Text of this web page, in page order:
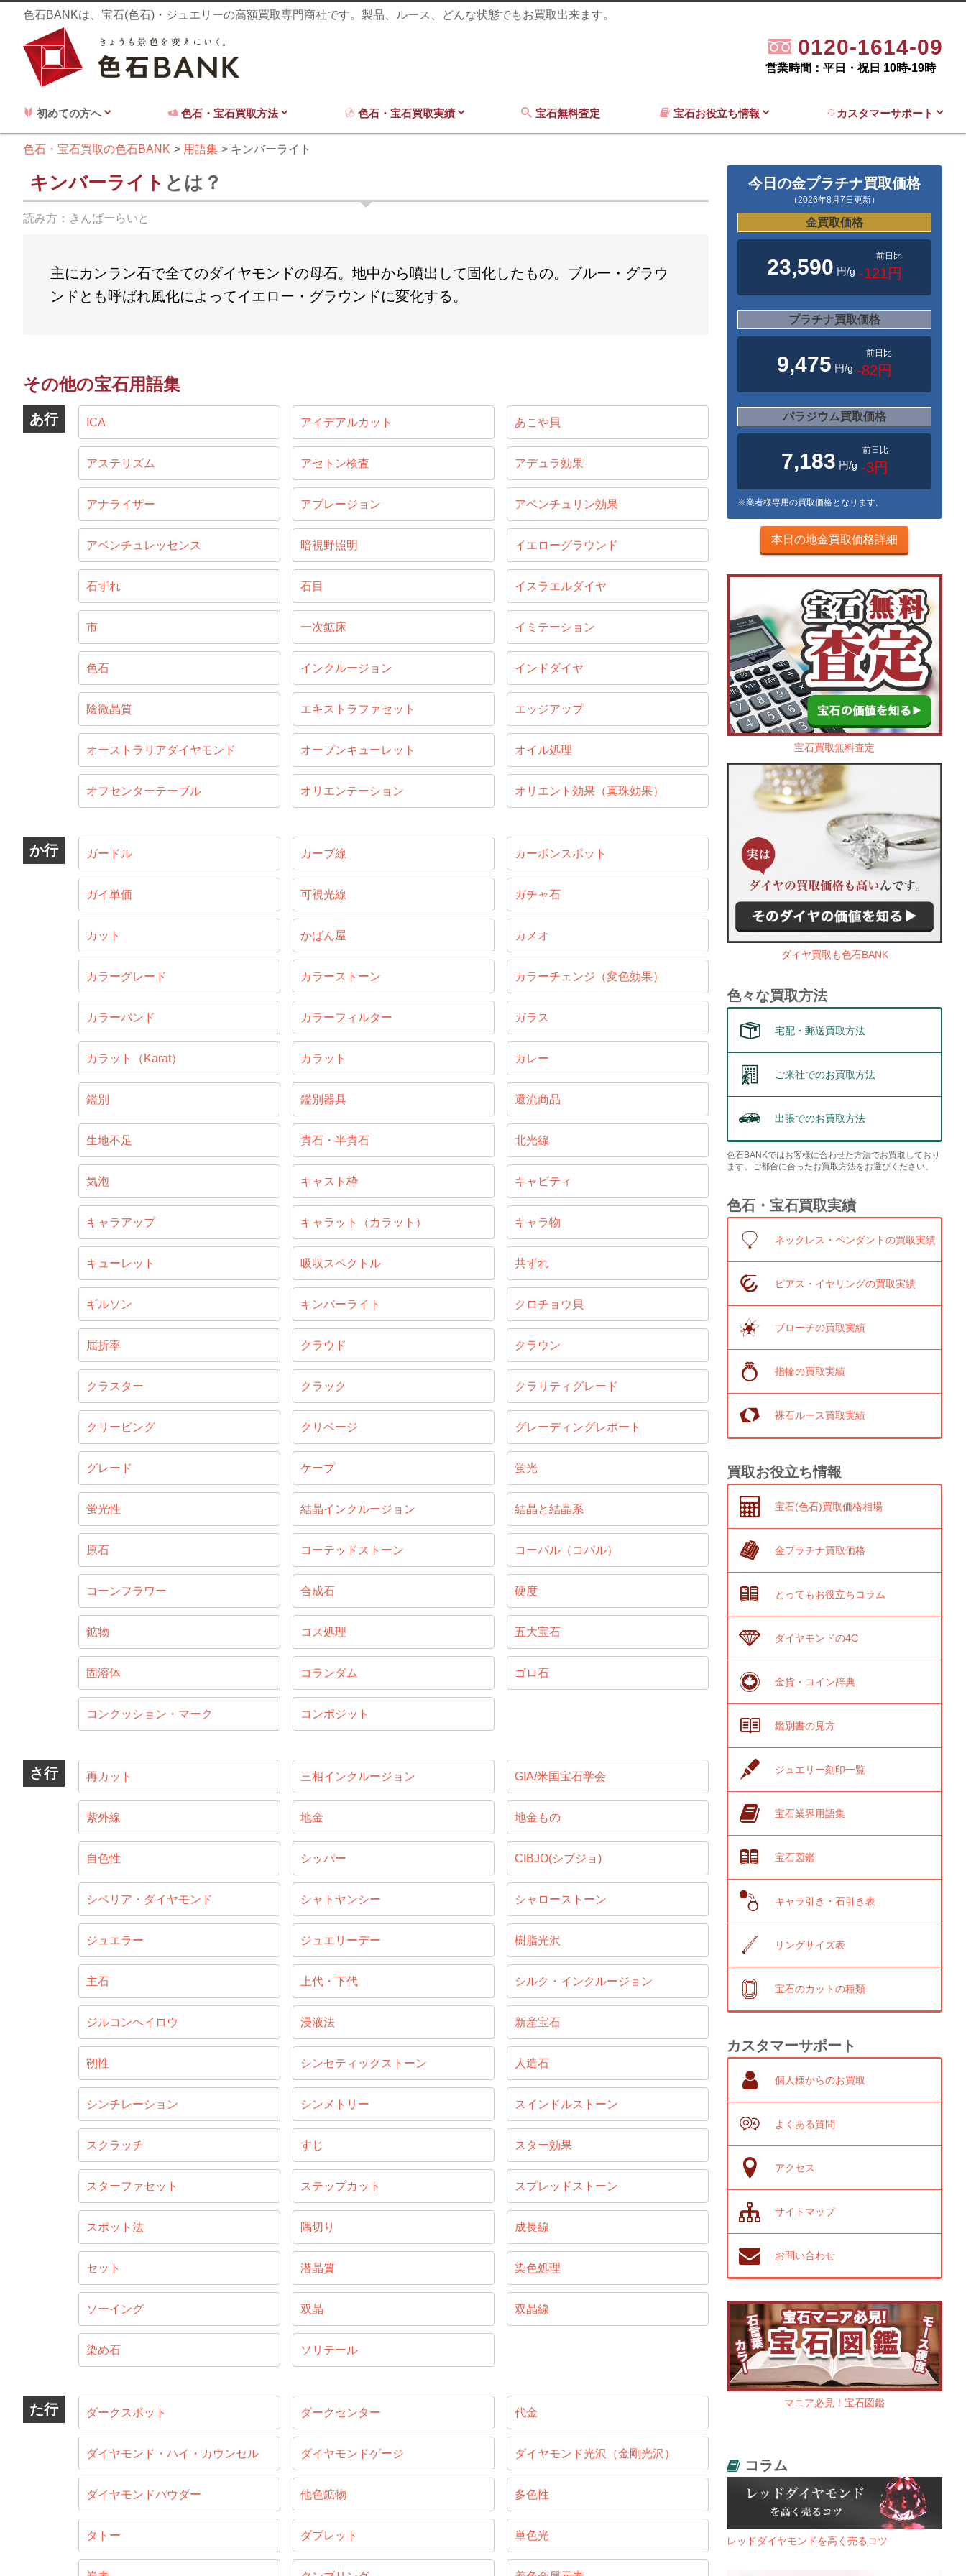
色石BANKは、宝石(色石)・ジュエリーの高額買取専門商社です。製品、ルース、どんな状態でもお買取出来ます。
0120-1614-09
営業時間：平日・祝日 10時-19時
初めての方へ 色石・宝石買取方法 色石・宝石買取実績 宝石無料査定 宝石お役立ち情報 カスタマーサポート
色石・宝石買取の色石BANK 用語集 キンバーライト
キンバーライト とは？
読み方： きんばーらいと
主にカンラン石で全てのダイヤモンドの母石。地中から噴出して固化したもの。ブルー・グラウ
ンドとも呼ばれ風化によってイエロー・グラウンドに変化する。
その他の宝石用語集
あ行 ICA アイデアルカット あこや貝
アステリズム アセトン検査 アデュラ効果
アナライザー アブレージョン アベンチュリン効果
アベンチュレッセンス 暗視野照明 イエローグラウンド
石ずれ 石目 イスラエルダイヤ
市 一次鉱床 イミテーション
色石 インクルージョン インドダイヤ
陰微晶質 エキストラファセット エッジアップ
オーストラリアダイヤモンド オープンキューレット オイル処理
オフセンターテーブル オリエンテーション オリエント効果（真珠効果）
か行 ガードル カーブ線 カーボンスポット
ガイ単価 可視光線 ガチャ石
カット かばん屋 カメオ
カラーグレード カラーストーン カラーチェンジ（変色効果）
カラーバンド カラーフィルター ガラス
カラット（Karat） カラット カレー
鑑別 鑑別器具 還流商品
生地不足 貴石・半貴石 北光線
気泡 キャスト枠 キャビティ
キャラアップ キャラット（カラット） キャラ物
キューレット 吸収スペクトル 共ずれ
ギルソン キンバーライト クロチョウ貝
屈折率 クラウド クラウン
クラスター クラック クラリティグレード
クリービング クリベージ グレーディングレポート
グレード ケープ 蛍光
蛍光性 結晶インクルージョン 結晶と結晶系
原石 コーテッドストーン コーパル（コパル）
コーンフラワー 合成石 硬度
鉱物 コス処理 五大宝石
固溶体 コランダム ゴロ石
コンクッション・マーク コンポジット
さ行 再カット 三相インクルージョン GIA/米国宝石学会
紫外線 地金 地金もの
自色性 シッパー CIBJO(シブジョ)
シベリア・ダイヤモンド シャトヤンシー シャローストーン
ジュエラー ジュエリーデー 樹脂光沢
主石 上代・下代 シルク・インクルージョン
ジルコンヘイロウ 浸液法 新産宝石
靭性 シンセティックストーン 人造石
シンチレーション シンメトリー スインドルストーン
スクラッチ すじ スター効果
スターファセット ステップカット スプレッドストーン
スポット法 隅切り 成長線
セット 潜晶質 染色処理
ソーイング 双晶 双晶線
染め石 ソリテール
た行 ダークスポット ダークセンター 代金
ダイヤモンド・ハイ・カウンセル ダイヤモンドゲージ ダイヤモンド光沢（金剛光沢）
ダイヤモンドパウダー 他色鉱物 多色性
タトー ダブレット 単色光
今日の金プラチナ買取価格
（2026年8月7日更新）
金買取価格
23,590 円/g
前日比
-121円
プラチナ買取価格
9,475 円/g
前日比
-82円
パラジウム買取価格
7,183 円/g
前日比
-3円
※業者様専用の買取価格となります。
本日の地金買取価格詳細
宝石買取無料査定
ダイヤ買取も色石BANK
色々な買取方法
宅配・郵送買取方法
ご来社でのお買取方法
出張でのお買取方法
色石BANKではお客様に合わせた方法でお買取しており
ます。ご都合に合ったお買取方法をお選びください。
色石・宝石買取実績
ネックレス・ペンダントの買取実績
ピアス・イヤリングの買取実績
ブローチの買取実績
指輪の買取実績
裸石ルース買取実績
買取お役立ち情報
宝石(色石)買取価格相場
金プラチナ買取価格
とってもお役立ちコラム
ダイヤモンドの4C
金貨・コイン辞典
鑑別書の見方
ジュエリー刻印一覧
宝石業界用語集
宝石図鑑
キャラ引き・石引き表
リングサイズ表
宝石のカットの種類
カスタマーサポート
個人様からのお買取
よくある質問
アクセス
サイトマップ
お問い合わせ
マニア必見！宝石図鑑
コラム
レッドダイヤモンドを高く売るコツ